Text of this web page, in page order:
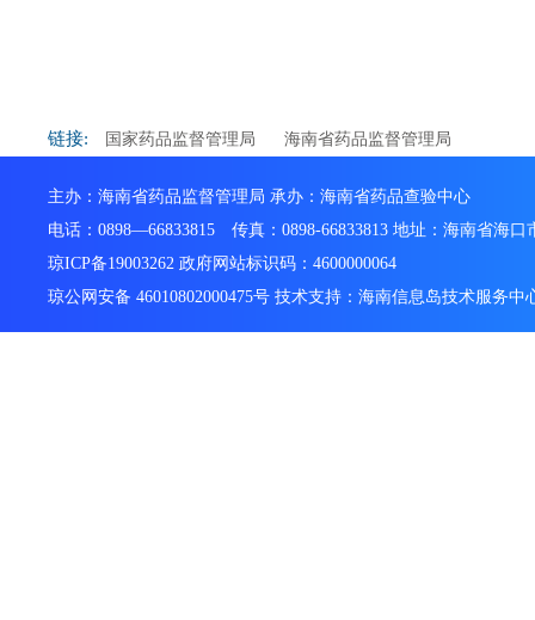
链接: 国家药品监督管理局 海南省药品监督管理局
主办：海南省药品监督管理局 承办：海南省药品查验中心
电话：0898—66833815 传真：0898-66833813 地址：海南省海口
琼ICP备19003262 政府网站标识码：4600000064
琼公网安备 46010802000475号 技术支持：海南信息岛技术服务中